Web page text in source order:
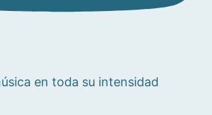
en toda su intensidad